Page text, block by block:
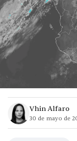
Vhin Alfaro
30 de mayo de